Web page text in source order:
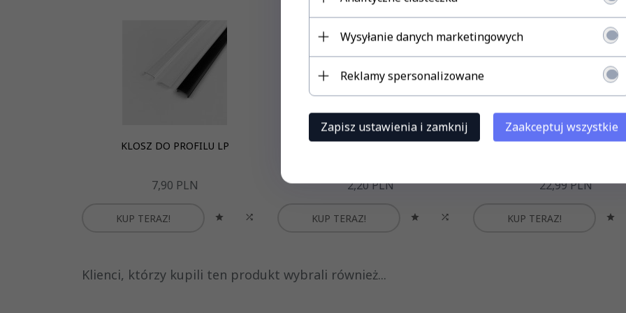
KLOSZ DO PROFILU LP
7,90 PLN
KUP TERAZ!
ZAŚLEPKA DO PROFILU LED LP
2,20PLN
KUP TERAZ!
Profil LP-G czarny wpuszczany
22,99PLN
KUP TERAZ!
Klienci, którzy kupili ten produkt wybrali również...
Wysyłanie danych marketingowych
Reklamy spersonalizowane
Zapisz ustawienia i zamknij Zaakceptuj wszystkie